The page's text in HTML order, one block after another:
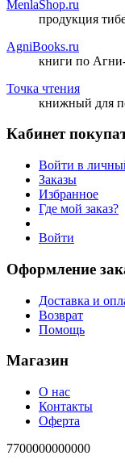
MenlaShop.ru
продукция
AgniBooks.ru
книги по
Точка чтения
книжный для
Кабинет
Войти в
Заказы
Избранное
Где мой заказ?
Войти
Оформление
Доставка и
Возврат
Помощь
Магазин
О нас
Контакты
Оферта
7700000000000